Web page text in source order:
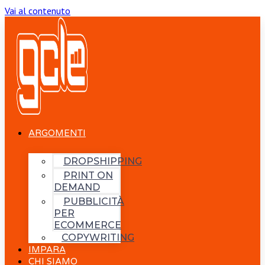
Vai al contenuto
ARGOMENTI
DROPSHIPPING
PRINT ON
DEMAND
PUBBLICITÀ
PER
ECOMMERCE
COPYWRITING
IMPARA
CHI SIAMO